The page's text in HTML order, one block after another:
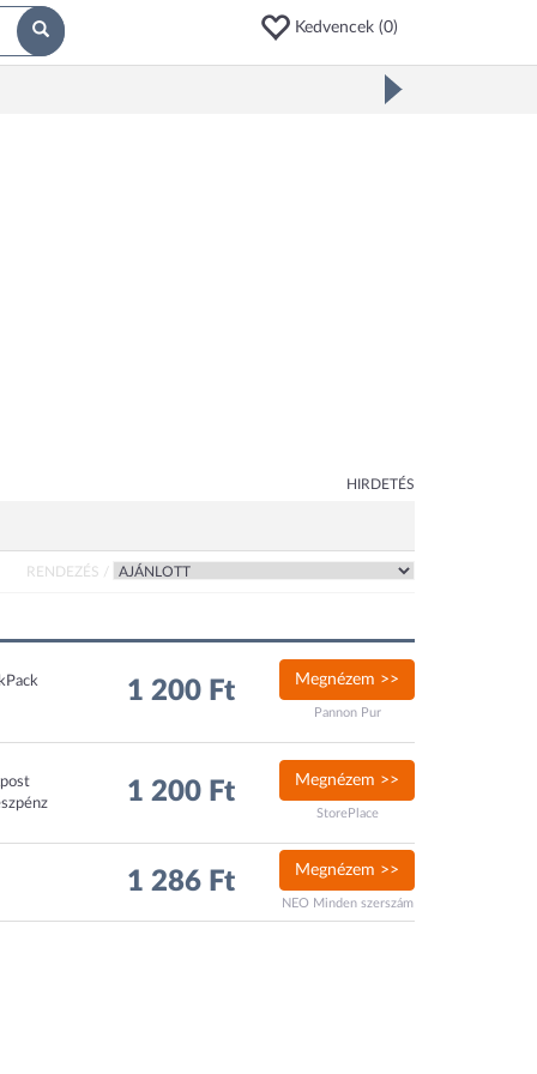
Kedvencek (0)
HIRDETÉS
RENDEZÉS /
1 200 Ft Megnézem >>
Pannon Pur
1 200 Ft Megnézem >>
StorePlace
1 286 Ft Megnézem >>
NEO Minden szerszám